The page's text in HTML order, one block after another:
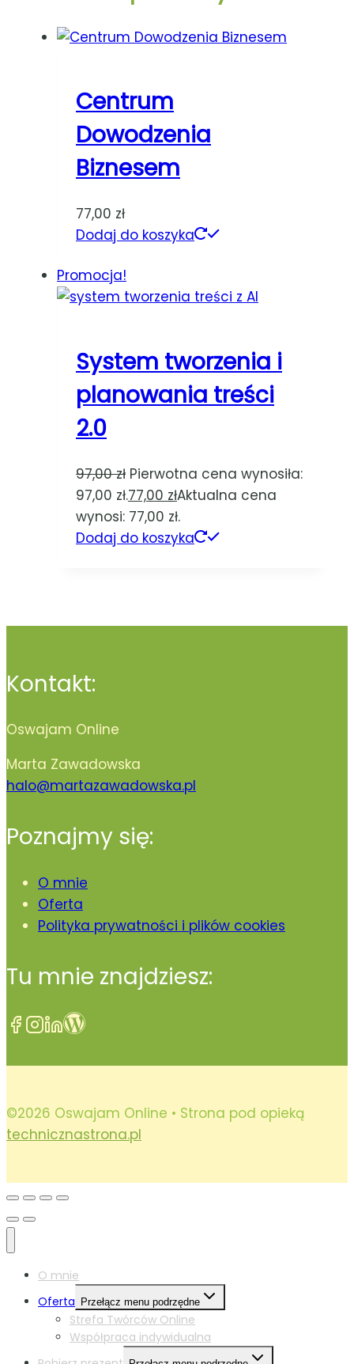
Centrum
Dowodzenia
Biznesem
77,00 zł
Dodaj do koszyka
Promocja!
System tworzenia i
planowania treści
2.0
97,00zł Pierwotna cena wynosiła:
97,00 zł.77,00 złAktualna cena
wynosi: 77,00 zł.
Dodaj do koszyka
Kontakt:
Oswajam Online
Marta Zawadowska
halo@martazawadowska.pl
Poznajmy się:
O mnie
Oferta
Polityka prywatności i plików cookies
Tu mnie znajdziesz:
©2026 Oswajam Online • Strona pod opieką
technicznastrona.pl
O mnie
Oferta
Przełącz menu podrzędne
Strefa Twórców Online
Współpraca indywidualna